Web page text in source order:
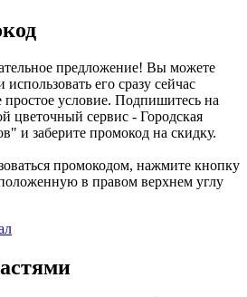
предложение! Вы можете
его сразу сейчас
условие. Подпишитесь на
цветочный сервис - Городская
и заберите промокод на скидку.
промокодом, нажмите кнопку
в правом верхнем углу